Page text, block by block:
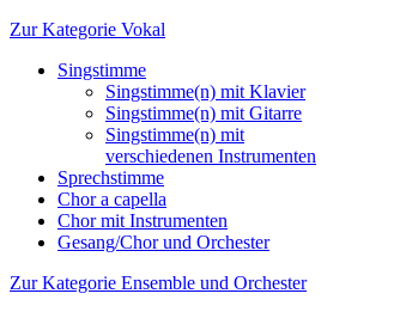
Zur Kategorie Vokal
Singstimme
Singstimme(n) mit Klavier
Singstimme(n) mit Gitarre
Singstimme(n) mit
verschiedenen Instrumenten
Sprechstimme
Chor a capella
Chor mit Instrumenten
Gesang/Chor und Orchester
Zur Kategorie Ensemble und Orchester